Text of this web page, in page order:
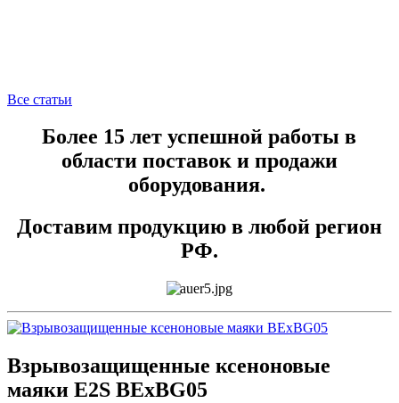
Все статьи
Более 15 лет успешной работы в
области поставок и продажи
оборудования.
Доставим продукцию в любой регион
РФ.
Взрывозащищенные ксеноновые
маяки E2S BExBG05